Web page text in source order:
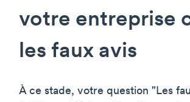
votre entreprise
les faux avis
À ce stade, votre question "Les